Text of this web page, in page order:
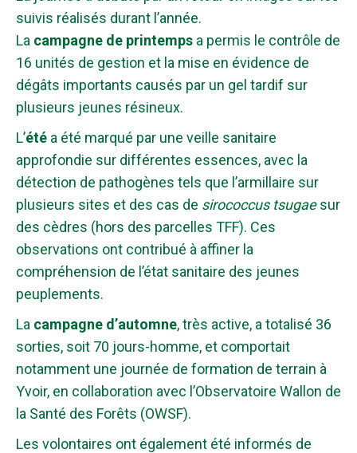
suivis réalisés durant l’année.
La campagne de printemps a permis le contrôle de
16 unités de gestion et la mise en évidence de
dégâts importants causés par un gel tardif sur
plusieurs jeunes résineux.
L’été a été marqué par une veille sanitaire
approfondie sur différentes essences, avec la
détection de pathogènes tels que l’armillaire sur
plusieurs sites et des cas de sirococcus tsugaesur
des cèdres (hors des parcelles TFF). Ces
observations ont contribué à affiner la
compréhension de l’état sanitaire des jeunes
peuplements.
La campagne d’automne, très active, a totalisé 36
sorties, soit 70 jours-homme, et comportait
notamment une journée de formation de terrain à
Yvoir, en collaboration avec l’Observatoire Wallon de
la Santé des Forêts (OWSF).
Les volontaires ont également été informés de